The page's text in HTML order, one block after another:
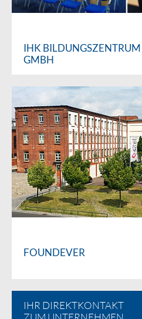
IHK BILDUNGSZENTRUM
GMBH
FOUNDEVER
IHR DIREKTKONTAKT